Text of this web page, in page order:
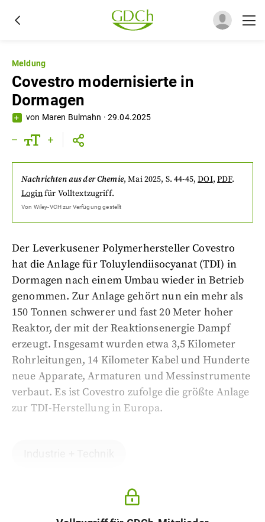
Meldung
Covestro modernisierte in
Dormagen
von Maren Bulmahn ·29.04.2025
Nachrichten aus der Chemie,Mai 2025, S. 44-45,DOI,PDF.
Loginfür Volltextzugriff.
Von Wiley-VCHzur Verfügung gestellt
Der Leverkusener Polymerhersteller Covestro
hat die Anlage für Toluylendiisocyanat (TDI) in
Dormagen nach einem Umbau wieder in Betrieb
genommen. Zur Anlage gehört nun ein mehr als
150 Tonnen schwerer und fast 20 Meter hoher
Reaktor, der mit der Reaktionsenergie Dampf
erzeugt. Insgesamt wurden etwa 3,5 Kilometer
Rohrleitungen, 14 Kilometer Kabel und Hunderte
neue Apparate, Armaturen und Messinstrumente
verbaut. Es ist Covestro zufolge die größte Anlage
zur TDI-Herstellung in Europa.